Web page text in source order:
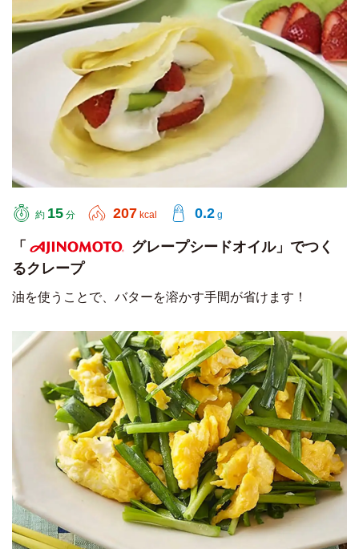
約 15 分 207 kcal 0.2 g
「
AJINOMOTO
グレープシードオイル」でつく
るクレープ
油を使うことで、バターを溶かす手間が省けます！